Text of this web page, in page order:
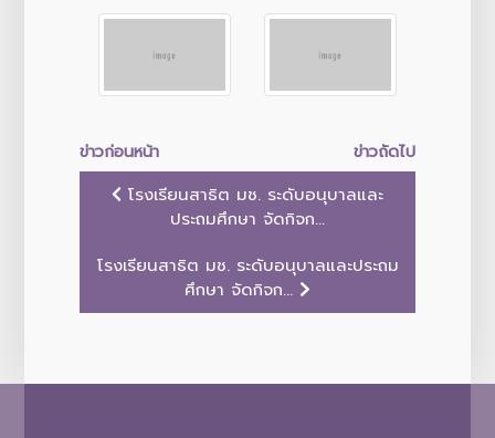
ข่าวก่อนหน้า
ข่าวถัดไป
โรงเรียนสาธิต มช. ระดับอนุบาลและ
ประถมศึกษา จัดกิจก...
โรงเรียนสาธิต มช. ระดับอนุบาลและประถม
ศึกษา จัดกิจก...